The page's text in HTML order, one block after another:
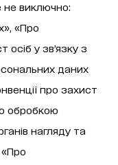
не виключно:
«Про
осіб у зв’язку з
даних
про захист
обробкою
нагляду та